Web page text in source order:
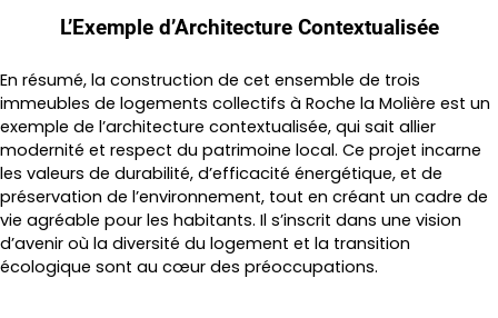
L’Exemple d’Architecture Contextualisée
En résumé, la construction de cet ensemble de trois
immeubles de logements collectifs à Roche la Molière est un
exemple de l’architecture contextualisée, qui sait allier
modernité et respect du patrimoine local. Ce projet incarne
les valeurs de durabilité, d’efficacité énergétique, et de
préservation de l’environnement, tout en créant un cadre de
vie agréable pour les habitants. Il s’inscrit dans une vision
d’avenir où la diversité du logement et la transition
écologique sont au cœur des préoccupations.